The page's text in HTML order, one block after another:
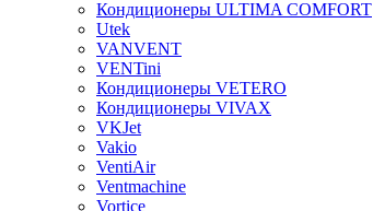
Кондиционеры ULTIMA COMFORT
Utek
VANVENT
VENTini
Кондиционеры VETERO
Кондиционеры VIVAX
VKJet
Vakio
VentiAir
Ventmachine
Vortice